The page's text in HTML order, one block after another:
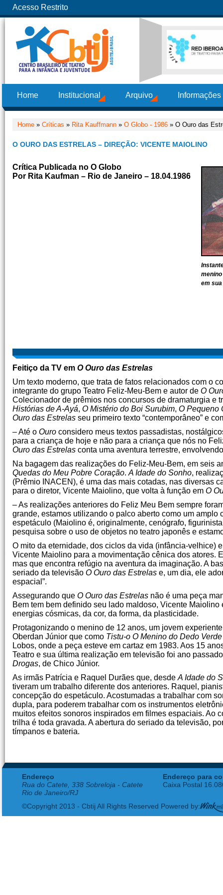
Acesso Restrito
Home Institucional Arquivo
Home » Críticas » Rita Kauffmann » O Globo - 1986 » O Ouro das
O OURO DAS ESTRELAS – DIREÇÃO: VICENTE MAIOLINO
em
Crítica Publicada no O Globo
Por Rita Kaufman – Rio de Janeiro – 18.04.1986
Feitiço da TV em O Ouro das Estrelas
Um texto moderno, que trata de fatos relacionados com o
integrante do grupo Teatro Feliz-Meu-Bem e autor de O
Colecionador de prêmios nos concursos de dramaturgia e
Histórias de A-Ayá, O Mistério do Boi Surubim, O Pequeno
Ouro das Estrelas seu primeiro texto “contemporâneo” e
– Até o Ouro considero meus textos passadistas,
para a criança de hoje e não para a criança que nós no
Ouro das Estrelas conta uma aventura terrestre,
Na bagagem das realizações do Feliz-Meu-Bem, em seis
Quedas do Meu Pobre Coração. A Idade do Sonho,
(Prêmio INACEN), é uma das mais cotadas, nas diversas
para o diretor, Vicente Maiolino, que volta à função em O
– As realizações anteriores do Feliz Meu Bem sempre
grande, estamos utilizando o palco aberto como um
espetáculo (Maiolino é, originalmente, cenógrafo,
pesquisa sobre o uso de objetos no teatro japonês e
O mito da eternidade, dos ciclos da vida (infância-velhice)
Vicente Maiolino para a movimentação cênica dos atores.
mas que encontra refúgio na aventura da imaginação. A
seriado da televisão O Ouro das Estrelas e, um dia, ele
espacial”.
Assegurando que O Ouro das Estrelas não é uma peça
Bem tem bem definido seu lado maldoso, Vicente
energias cósmicas, da cor, da forma, da plasticidade.
Protagonizando o menino de 12 anos, um jovem
Oberdan Júnior que como Tistu-o O Menino do Dedo Verde
Lobos, onde a peça esteve em cartaz em 1983. Aos 15
Teatro e sua última realização em televisão foi ano
Drogas, de Chico Júnior.
As irmãs Patrícia e Raquel Durães que, desde A Idade do
tiveram um trabalho diferente dos anteriores. Raquel,
concepção do espetáculo. Acostumadas a trabalhar com
dupla, para poderem trabalhar com os instrumentos
muitos efeitos sonoros inspirados em filmes espaciais. Ao
trilha é toda gravada. A abertura do seriado da televisão,
tímpanos e bateria.
Endereço
Rua do Catete, 338 Sobreloja - Catete
Rio de Janeiro/RJ
Endereço para
Caixa Postal
©Copyright 2013 - Cbtij All Rights Reserved Powered by: